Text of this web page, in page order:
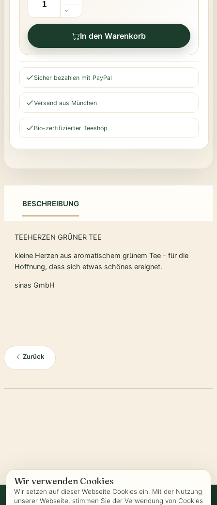
Wir verwenden Cookies
Wir setzen auf dieser Webseite Cookies ein. Mit der Nutzung
unserer Webseite, stimmen Sie der Verwendung von Cookies
In den Warenkorb
Sicher bezahlen mit PayPal
Versand aus München
Bio-zertifizierter Teeshop
BESCHREIBUNG
TEEHERZEN GRÜNER TEE
kleine Herzen aus aromatischem grünem Tee - für die
Hoffnung, dass sich etwas schönes ereignet.
sinas GmbH
Zurück